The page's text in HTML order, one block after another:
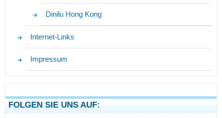
Dinilu Hong Kong
Internet-Links
Impressum
FOLGEN SIE UNS AUF: